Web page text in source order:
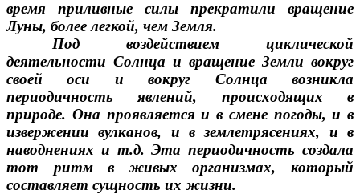
время приливные силы прекратили вращение
Луны, более легкой, чем Земля.
Под воздействием циклической
деятельности Солнца и вращение Земли вокруг
своей оси и вокруг Солнца возникла
периодичность явлений, происходящих в
природе. Она проявляется и в смене погоды, и в
извержении вулканов, и в землетрясениях, и в
наводнениях и т.д. Эта периодичность создала
тот ритм в живых организмах, который
составляет сущность их жизни.